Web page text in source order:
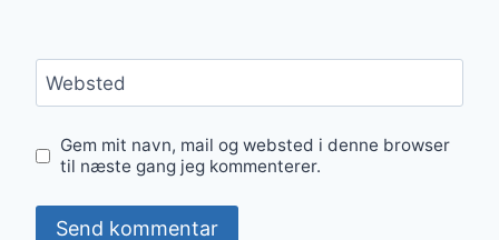
Websted
Gem mit navn, mail og websted i denne browser
til næste gang jeg kommenterer.